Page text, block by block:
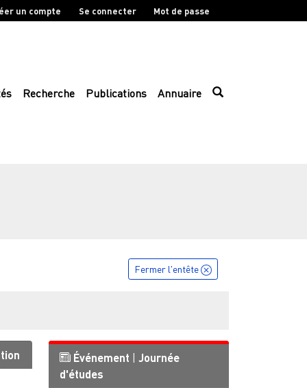
un compte Se connecter Mot de passe
Recherche Publications Annuaire
Fermer l'entête
Événement | Journée
d'études